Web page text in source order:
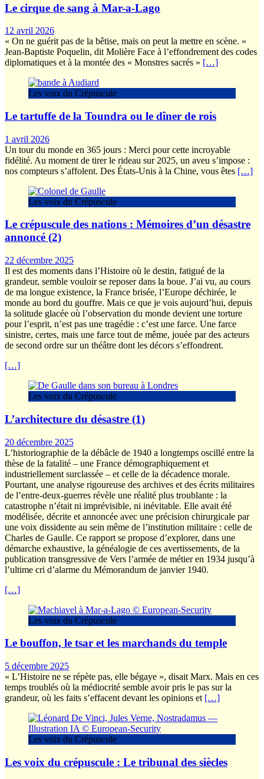
Le cirque de sang à Mar-a-Lago
12 avril 2026
« On ne guérit pas de la bêtise, mais on peut la mettre en scène. »
Jean-Baptiste Poquelin, dit Molière Face à l’effondrement des codes
diplomatiques et à la montée des « Monstres sacrés » […]
Les voix du Crépuscule
Le tartuffe de la Toundra ou le dîner de rois
1 avril 2026
Un tour du monde en 365 jours : Merci pour cette incroyable
fidélité. Au moment de tirer le rideau sur 2025, un aveu s’impose :
nos compteurs s’affolent. Des États-Unis à la Chine, vous êtes […]
Les voix du Crépuscule
Le crépuscule des nations : Mémoires d’un désastre
annoncé (2)
22 décembre 2025
Il est des moments dans l’Histoire où le destin, fatigué de la
grandeur, semble vouloir se reposer dans la boue. J’ai vu, au cours
de ma longue existence, la France brisée, l’Europe déchirée, le
monde au bord du gouffre. Mais ce que je vois aujourd’hui, depuis
la solitude glacée où l’observation du monde devient une torture
pour l’esprit, n’est pas une tragédie : c’est une farce. Une farce
sinistre, certes, mais une farce tout de même, jouée par des acteurs
de second ordre sur un théâtre dont les décors s’effondrent.
[…]
Les voix du Crépuscule
L’architecture du désastre (1)
20 décembre 2025
L’historiographie de la débâcle de 1940 a longtemps oscillé entre la
thèse de la fatalité – une France démographiquement et
industriellement surclassée – et celle de la décadence morale.
Pourtant, une analyse rigoureuse des archives et des écrits militaires
de l’entre-deux-guerres révèle une réalité plus troublante : la
catastrophe n’était ni imprévisible, ni inévitable. Elle avait été
modélisée, décrite et annoncée avec une précision chirurgicale par
une voix dissidente au sein même de l’institution militaire : celle de
Charles de Gaulle. Ce rapport se propose d’explorer, dans une
démarche exhaustive, la généalogie de ces avertissements, de la
publication transgressive de Vers l’armée de métier en 1934 jusqu’à
l’ultime cri d’alarme du Mémorandum de janvier 1940.
[…]
Les voix du Crépuscule
Le bouffon, le tsar et les marchands du temple
5 décembre 2025
« L’Histoire ne se répète pas, elle bégaye », disait Marx. Mais en ces
temps troublés où la médiocrité semble avoir pris le pas sur la
grandeur, où les faits s’effacent devant les opinions et […]
Les voix du Crépuscule
Les voix du crépuscule : Le tribunal des siècles